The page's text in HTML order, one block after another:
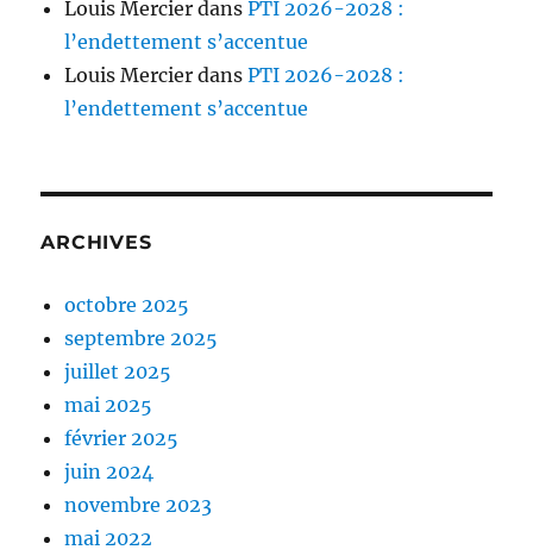
Louis Mercier dansPTI 2026-2028 :
l’endettement s’accentue
Louis Mercier dansPTI 2026-2028 :
l’endettement s’accentue
ARCHIVES
octobre 2025
septembre 2025
juillet 2025
mai 2025
février 2025
juin 2024
novembre 2023
mai 2022